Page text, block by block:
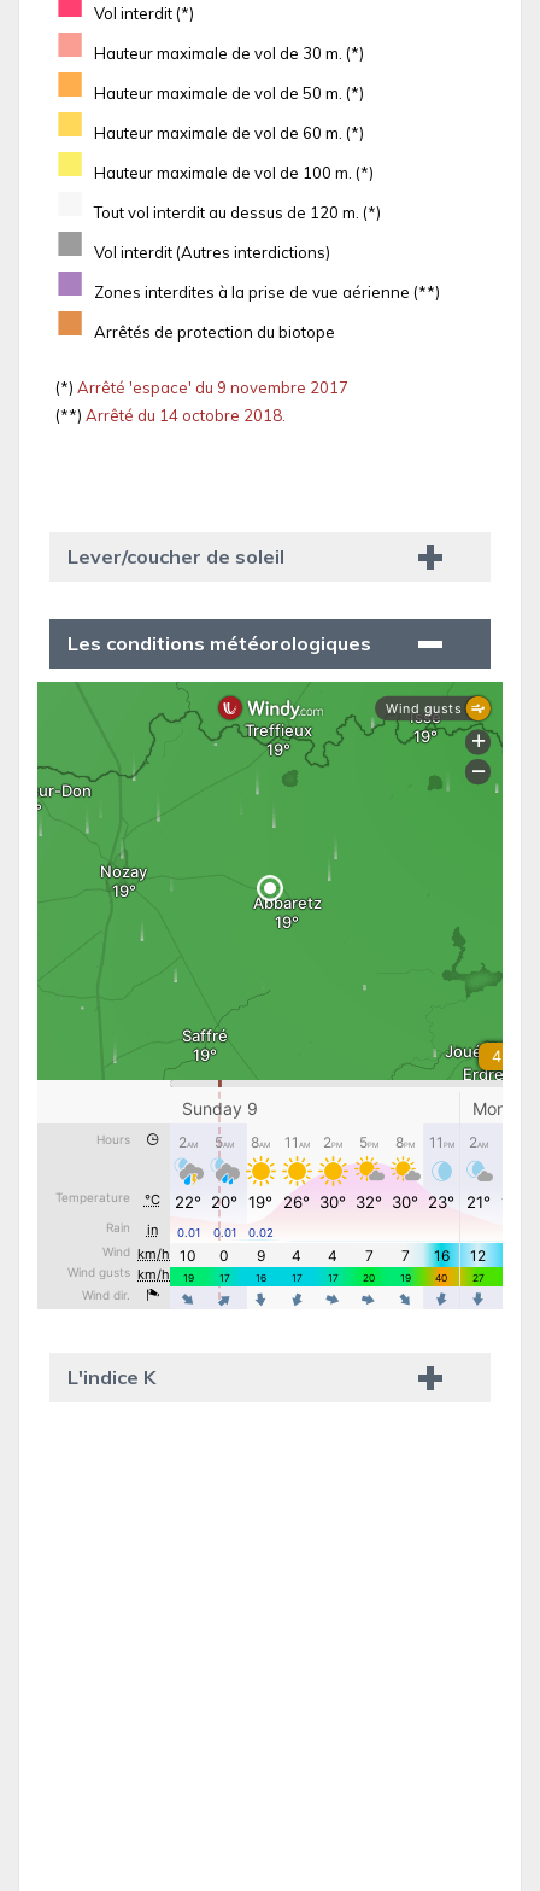
Vol interdit (*)
■ Hauteur maximale de vol de 30 m. (*)
■ Hauteur maximale de vol de 50 m. (*)
■ Hauteur maximale de vol de 60 m. (*)
■ Hauteur maximale de vol de 100 m. (*)
Tout vol interdit au dessus de 120 m. (*)
■ Vol interdit (Autres interdictions)
■ Zones interdites à la prise de vue aérienne (**)
■ Arrêtés de protection du biotope
(*) Arrêté 'espace' du 9 novembre 2017
(**) Arrêté du 14 octobre 2018.
Lever/coucher de soleil
Les conditions météorologiques
L'indice K